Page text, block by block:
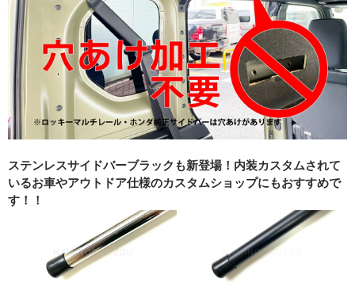
ステンレスサイドバーブラックも新登場！内装カスタムされて
いるお車やアウトドア仕様のカスタムショップにもおすすめで
す！！